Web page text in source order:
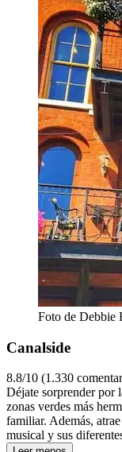
Foto de Debbie
Canalside
8.8/10 (1.330
Déjate sorprender por
zonas verdes más
familiar. Además,
musical y sus